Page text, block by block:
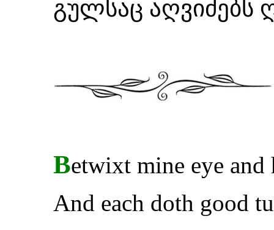
გულსაც აღვიძებს
Betwixt mine eye and
And each doth good